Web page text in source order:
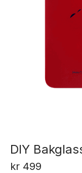
DIY
kr 499